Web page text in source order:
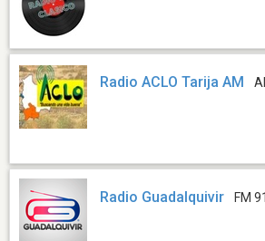
Radio ACLO Tarija AM
Radio Guadalquivir FM